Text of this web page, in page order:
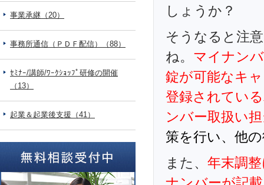
しょうか？
そうなると注
ね。 マイナン
錠が可能なキ
登録されてい
ンバー取扱い
策を行い、他
また、 年末調
事業承継（20）
事務所通信（ＰＤＦ配信）（88）
ｾﾐﾅｰ/講師/ﾜｰｸｼｮｯﾌﾟ研修の開催
（13）
起業＆起業後支援（41）